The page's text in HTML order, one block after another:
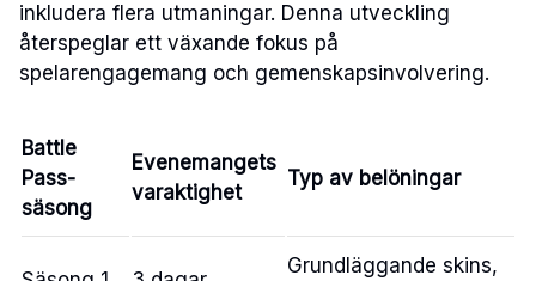
inkludera flera utmaningar. Denna utveckling
återspeglar ett växande fokus på
spelarengagemang och gemenskapsinvolvering.
Battle
Pass-
säsong
Evenemangets
varaktighet
Typ av belöningar
Grundläggande skins,